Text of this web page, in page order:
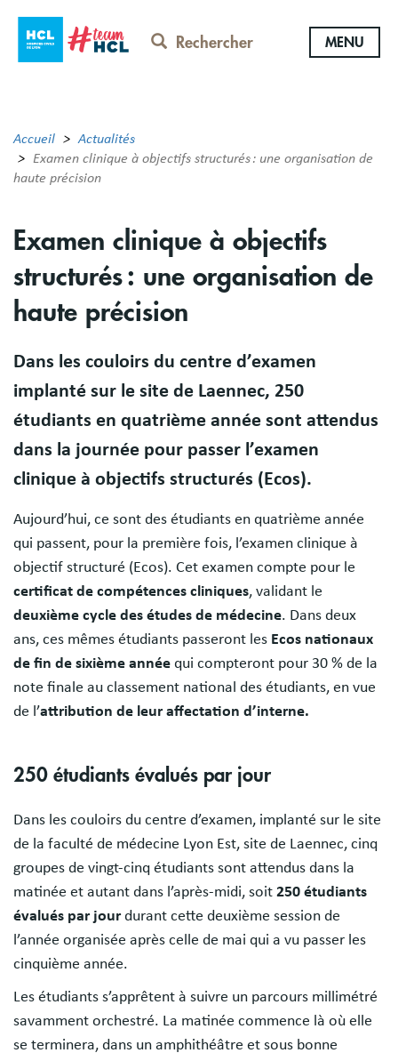
contenu
Rechercher MENU
Accueil
Actualités
Examen clinique à objectifs structurés : une organisation de
haute précision
Examen clinique à objectifs
structurés : une organisation de
haute précision
Dans les couloirs du centre d’examen
implanté sur le site de Laennec, 250
étudiants en quatrième année sont attendus
dans la journée pour passer l’examen
clinique à objectifs structurés (Ecos).
Aujourd’hui, ce sont des étudiants en quatrième année
qui passent, pour la première fois, l’examen clinique à
objectif structuré (Ecos). Cet examen compte pour le
certificat de compétences cliniques, validant le
deuxième cycle des études de médecine. Dans deux
ans, ces mêmes étudiants passeront les Ecos nationaux
de fin de sixième année qui compteront pour 30 % de la
note finale au classement national des étudiants, en vue
de l’attribution de leur affectation d’interne.
250 étudiants évalués par jour
Dans les couloirs du centre d’examen, implanté sur le site
de la faculté de médecine Lyon Est, site de Laennec, cinq
groupes de vingt-cinq étudiants sont attendus dans la
matinée et autant dans l’après-midi, soit 250 étudiants
évalués par jourdurant cette deuxième session de
l’année organisée après celle de mai qui a vu passer les
cinquième année.
Les étudiants s’apprêtent à suivre un parcours millimétré
savamment orchestré. La matinée commence là où elle
se terminera, dans un amphithéâtre et sous bonne